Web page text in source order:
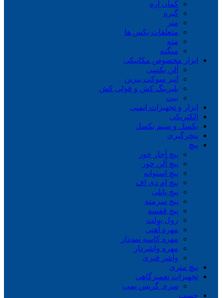
کمان اره
گیره
متر
متعلقات بکس ها
مته
منگنه
ابزار مخصوص مکانیکی
آلن بکسی
انبر سوکت بنزین
بلبرینگ کش و فولی کش
بیت
ابزار و تجهیزات ایمنی
الکتریکی
بکسل و سیم بکسل
پنچرگیری
پیچ
پیچ آچار خور
پیچ آلن خور
پیچ استوانه
پیچ ام دی اف
پیچ پانلی
پیچ سرمته
پیچ قفسه
رول بولت
مهره آهنی
مهره کاسه نمددار
مهره واشردار
واشر فنری
پیچ متری
تجهیزات تعمیرگاهی
سری گریس پمپ
چسب